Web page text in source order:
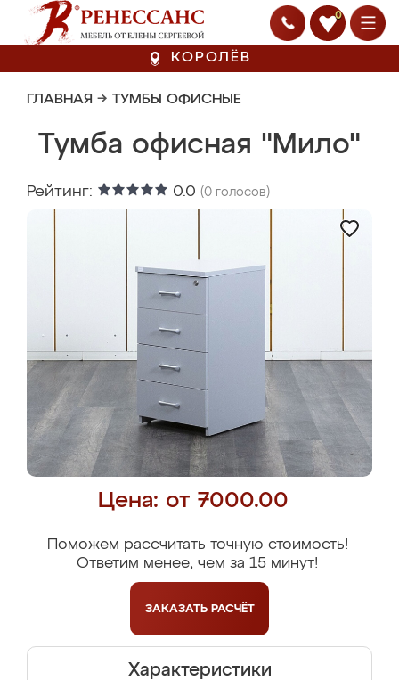
0
КОРОЛЁВ
ГЛАВНАЯ → ТУМБЫ ОФИСНЫЕ
Тумба офисная "Мило"
Рейтинг: 0.0 (0 голосов)
Цена: от 7000.00
Поможем рассчитать точную стоимость!
Ответим менее, чем за 15 минут!
ЗАКАЗАТЬ РАСЧЁТ
Характеристики